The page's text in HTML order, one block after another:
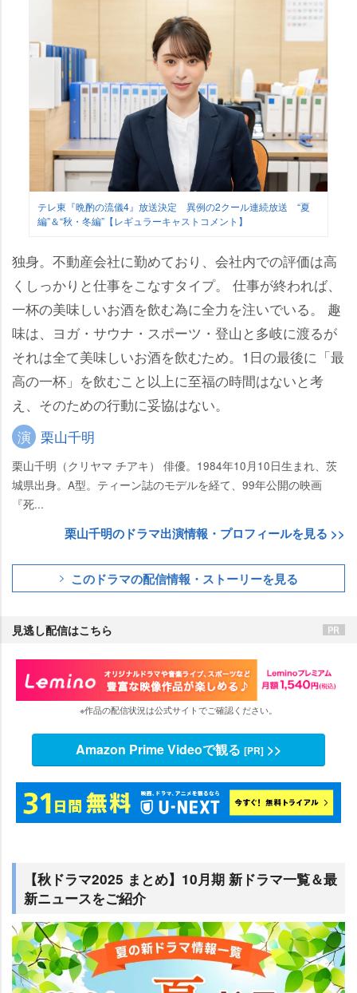
テレ東『晩酌の流儀4』放送決定 異例の2クール連続放送 “夏
編”＆“秋・冬編”【レギュラーキャストコメント】
独身。不動産会社に勤めており、会社内での評価は高
くしっかりと仕事をこなすタイプ。 仕事が終われば、
一杯の美味しいお酒を飲む為に全力を注いでいる。 趣
味は、ヨガ・サウナ・スポーツ・登山と多岐に渡るが
それは全て美味しいお酒を飲むため。1日の最後に「最
高の一杯」を飲むこと以上に至福の時間はないと考
え、そのための行動に妥協はない。
演 栗山千明
栗山千明（クリヤマ チアキ） 俳優。1984年10月10日生まれ、茨
城県出身。A型。ティーン誌のモデルを経て、99年公開の映画
『死...
栗山千明のドラマ出演情報・プロフィールを見る >>
このドラマの配信情報・ストーリーを見る
見逃し配信はこちら
※作品の配信状況は公式サイトでご確認ください。
Amazon Prime Videoで観る [PR] >>
【秋ドラマ2025 まとめ】10月期 新ドラマ一覧＆最
新ニュースをご紹介